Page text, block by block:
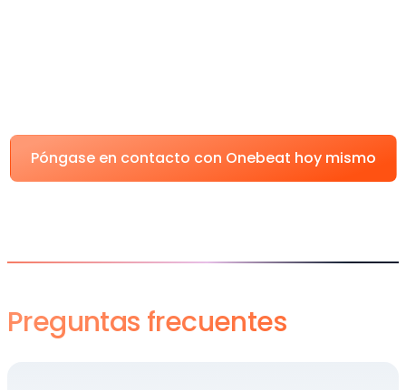
Póngase en contacto con Onebeat hoy mismo
Preguntas frecuentes